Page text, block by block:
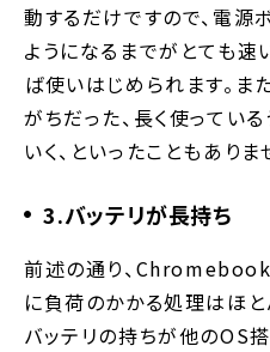
動するだけですので、電源
ようになるまでがとても
ば使いはじめられます。ま
がちだった、長く使ってい
いく、といったこともありま
3.バッテリが長持ち
前述の通り、
に負荷のかかる処理はほと
バッテリの持ちが他のOS